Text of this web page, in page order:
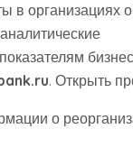
в организациях
. Открыть
о